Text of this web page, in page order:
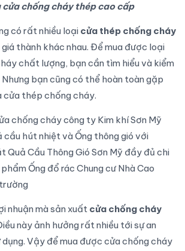
cửa chống cháy thép cao cấp
có rất nhiều loại cửa thép chống cháy
thành khác nhau. Để mua được loại
chất lượng, bạn cần tìm hiểu và kiểm
bạn cũng có thể hoàn toàn gặp
cửa thép chống cháy.
chống cháy công ty Kim khí Sơn Mỹ
cầu hút nhiệt và Ống thông gió với
Quả Cầu Thông Gió Sơn Mỹ đầy đủ chi
Ống đổ rác Chung cư Nhà Cao
nhuận mà sản xuất cửa chống cháy
này ảnh hưởng rất nhiều tới sự an
dụng. Vậy để mua được cửa chống cháy